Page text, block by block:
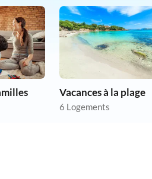
Vacances à la plage
6 Logements